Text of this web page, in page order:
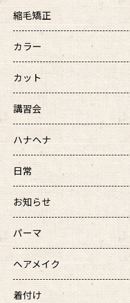
縮毛矯正
カラー
カット
講習会
ハナヘナ
日常
お知らせ
パーマ
ヘアメイク
着付け